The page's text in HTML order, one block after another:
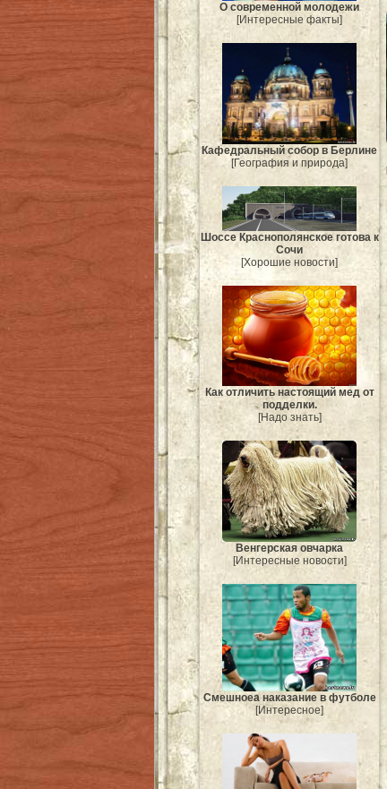
О современной молодежи
[Интересные факты]
Кафедральный собор в Берлине
[География и природа]
Шоссе Краснополянское готова к
Сочи
[Хорошие новости]
Как отличить настоящий мед от
подделки.
[Надо знать]
Венгерская овчарка
[Интересные новости]
Смешноеа наказание в футболе
[Интересное]